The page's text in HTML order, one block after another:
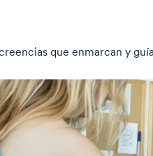
que enmarcan y